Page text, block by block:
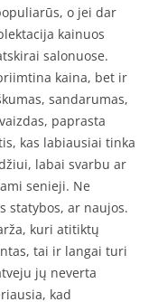
o jei dar
kainuos
salonuose.
kaina, bet ir
sandarumas,
paprasta
kas labiausiai tinka
labai svarbu ar
senieji. Ne
statybos, ar naujos.
kuri atitiktų
tai ir langai turi
jų neverta
kad